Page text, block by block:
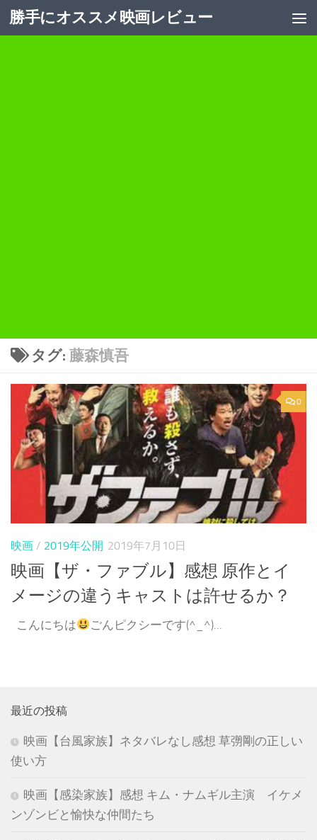
コンテンツへスキップ
勝手にオススメ映画レビュー
タグ: 藤森慎吾
0
映画 / 2019年公開 2019年7月10日
映画【ザ・ファブル】感想 原作とイ
メージの違うキャストは許せるか？
こんにちは ごんピクシーです(^_^)...
最近の投稿
映画【台風家族】ネタバレなし感想 草彅剛の正しい
使い方
映画【感染家族】感想 キム・ナムギル主演 イケメ
ンゾンビと愉快な仲間たち